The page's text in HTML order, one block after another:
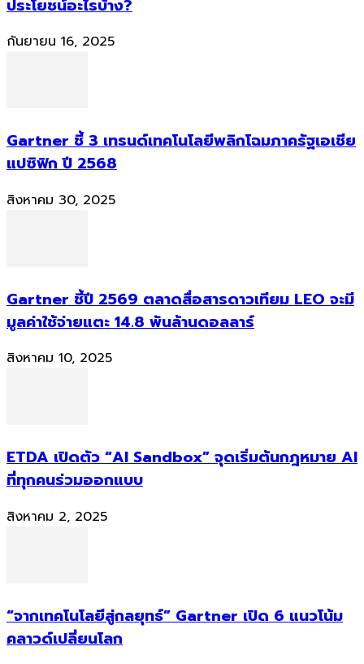
ประโยชน์อะไรบ้าง?
กันยายน 16, 2025
Gartner ชี้ 3 เทรนด์เทคโนโลยีพลิกโฉมภาครัฐเอเชีย
แปซิฟิก ปี 2568
สิงหาคม 30, 2025
Gartner ชี้ปี 2569 ตลาดสื่อสารดาวเทียม LEO จะมี
มูลค่าใช้จ่ายแตะ 14.8 พันล้านดอลลาร์
สิงหาคม 10, 2025
ETDA เปิดตัว “AI Sandbox” จุดเริ่มต้นกฎหมาย AI
ที่ทุกคนร่วมออกแบบ
สิงหาคม 2, 2025
“จากเทคโนโลยีสู่กลยุทธ์” Gartner เปิด 6 แนวโน้ม
คลาวด์เปลี่ยนโลก